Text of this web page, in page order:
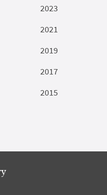
2023
2021
2019
2017
2015